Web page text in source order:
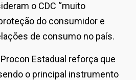
o CDC “muito
do consumidor e
de consumo no país.
Estadual reforça que
o principal instrumento